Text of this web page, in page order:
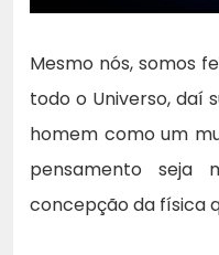
Mesmo nós, somos
todo o Universo, daí
homem como um
pensamento seja
concepção da física